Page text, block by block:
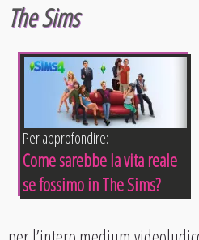
The Sims
Per approfondire:
Come sarebbe la vita reale
se fossimo in The Sims?